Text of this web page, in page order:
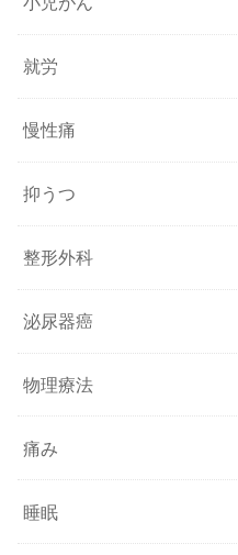
就労
慢性痛
抑うつ
整形外科
泌尿器癌
物理療法
痛み
睡眠